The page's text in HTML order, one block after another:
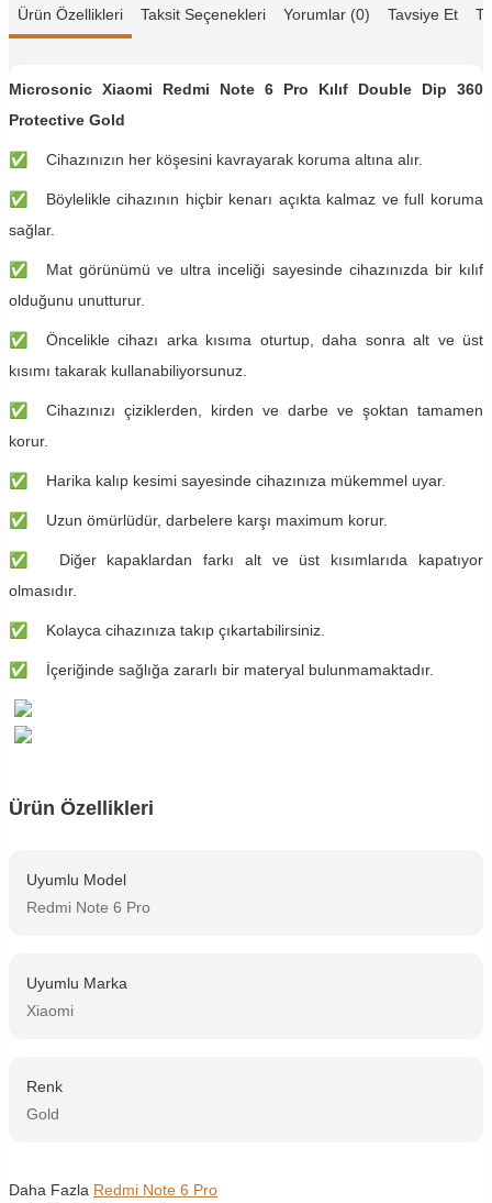
Ürün Özellikleri Taksit Seçenekleri Yorumlar (0) Tavsiye Et
Microsonic Xiaomi Redmi Note 6 Pro Kılıf Double Dip 360
Protective Gold
✅ Cihazınızın her köşesini kavrayarak koruma altına alır.
✅ Böylelikle cihazının hiçbir kenarı açıkta kalmaz ve full koruma
sağlar.
✅ Mat görünümü ve ultra inceliği sayesinde cihazınızda bir kılıf
olduğunu unutturur.
✅ Öncelikle cihazı arka kısıma oturtup, daha sonra alt ve üst
kısımı takarak kullanabiliyorsunuz.
✅ Cihazınızı çiziklerden, kirden ve darbe ve şoktan tamamen
korur.
✅ Harika kalıp kesimi sayesinde cihazınıza mükemmel uyar.
✅ Uzun ömürlüdür, darbelere karşı maximum korur.
✅ Diğer kapaklardan farkı alt ve üst kısımlarıda kapatıyor
olmasıdır.
✅ Kolayca cihazınıza takıp çıkartabilirsiniz.
✅ İçeriğinde sağlığa zararlı bir materyal bulunmamaktadır.
Ürün Özellikleri
Uyumlu Model
Redmi Note 6 Pro
Uyumlu Marka
Xiaomi
Renk
Gold
Daha Fazla Redmi Note 6 Pro